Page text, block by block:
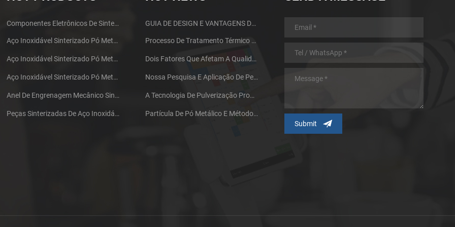
Componentes Eletrônicos De Sinterização MIM Fone De Ouvido Shell Metal Parts
Aço Inoxidável Sinterizado Pó Metalurgia Mecânica De Latão Engrenagem
Aço Inoxidável Sinterizado Pó Metalurgia Metal Gears
Aço Inoxidável Sinterizado Pó Metalurgia Metal Gears
Anel De Engrenagem Mecânico Sinterizado De Aço Inoxidável Da Metalurgia Do Pó
Peças Sinterizadas De Aço Inoxidável Da Metalurgia Do Pó Da Engrenagem Do Ferro
GUIA DE DESIGN E VANTAGENS DA MIM PARTS
Processo De Tratamento Térmico Do Metal Da Metalurgia Do Pó
Dois Fatores Que Afetam A Qualidade De Sinterização De Produtos De Metalurgia Do Pó
Nossa Pesquisa E Aplicação De Peças De Moldagem Por Injeção De Metal De Tamanho Grande
A Tecnologia De Pulverização Promove O Desenvolvimento Do Processo De Moldagem Por Injeção De Pó Metálico
Partícula De Pó Metálico E Métodos De Fabricação Influenciando Na Tecnologia MIM